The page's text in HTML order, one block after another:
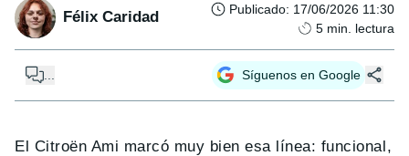
Félix Caridad Publicado: 17/06/2026 11:30
5 min. lectura
Síguenos en Google
El Citroën Ami marcó muy bien esa línea: funcional,